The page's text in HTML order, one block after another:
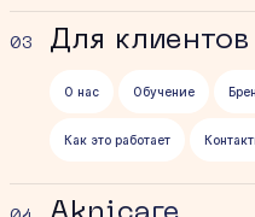
03 Для клиентов
О нас Обучение
Как это работает